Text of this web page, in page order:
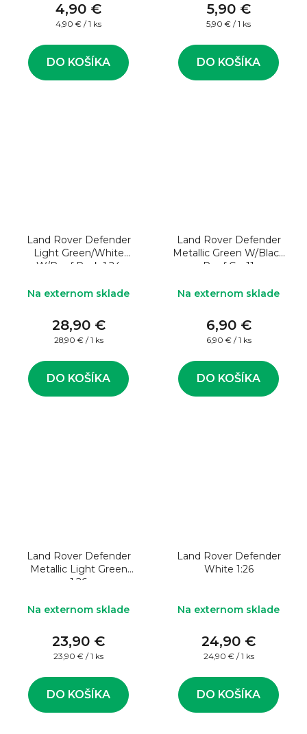
4,90 €
Jednotková
4,90 € / 1 ks
DO KOŠÍKA
5,90 €
Jednotková
5,90 € / 1 ks
DO KOŠÍKA
Land Rover Defender
Light Green/White
W/Roof Rack 1:24
Na externom sklade
28,90 €
Jednotková
28,90 € / 1 ks
DO KOŠÍKA
Land Rover Defender
Metallic Green W/Black
Roof Cm11
Na externom sklade
6,90 €
Jednotková
6,90 € / 1 ks
DO KOŠÍKA
Land Rover Defender
Metallic Light Green
1:26
Na externom sklade
23,90 €
Jednotková
23,90 € / 1 ks
DO KOŠÍKA
Land Rover Defender
White 1:26
Na externom sklade
24,90 €
Jednotková
24,90 € / 1 ks
DO KOŠÍKA